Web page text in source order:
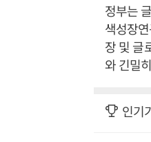
정부는
색성장
장 및 글
와 긴밀
인기